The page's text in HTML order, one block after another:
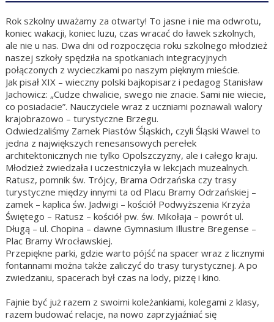
Rok szkolny uważamy za otwarty! To jasne i nie ma odwrotu,
koniec wakacji, koniec luzu, czas wracać do ławek szkolnych,
ale nie u nas. Dwa dni od rozpoczęcia roku szkolnego młodzież
naszej szkoły spędziła na spotkaniach integracyjnych
połączonych z wycieczkami po naszym pięknym mieście.
Jak pisał XIX – wieczny polski bajkopisarz i pedagog Stanisław
Jachowicz: „Cudze chwalicie, swego nie znacie. Sami nie wiecie,
co posiadacie”. Nauczyciele wraz z uczniami poznawali walory
krajobrazowo – turystyczne Brzegu.
Odwiedzaliśmy Zamek Piastów Śląskich, czyli Śląski Wawel to
jedna z największych renesansowych perełek
architektonicznych nie tylko Opolszczyzny, ale i całego kraju.
Młodzież zwiedzała i uczestniczyła w lekcjach muzealnych.
Ratusz, pomnik św. Trójcy, Brama Odrzańska czy trasy
turystyczne między innymi ta od Placu Bramy Odrzańskiej –
zamek – kaplica św. Jadwigi – kościół Podwyższenia Krzyża
Świętego – Ratusz – kościół pw. św. Mikołaja – powrót ul.
Długą – ul. Chopina – dawne Gymnasium Illustre Bregense –
Plac Bramy Wrocławskiej.
Przepiękne parki, gdzie warto pójść na spacer wraz z licznymi
fontannami można także zaliczyć do trasy turystycznej. A po
zwiedzaniu, spacerach był czas na lody, pizzę i kino.
Fajnie być już razem z swoimi koleżankiami, kolegami z klasy,
razem budować relacje, na nowo zaprzyjaźniać się